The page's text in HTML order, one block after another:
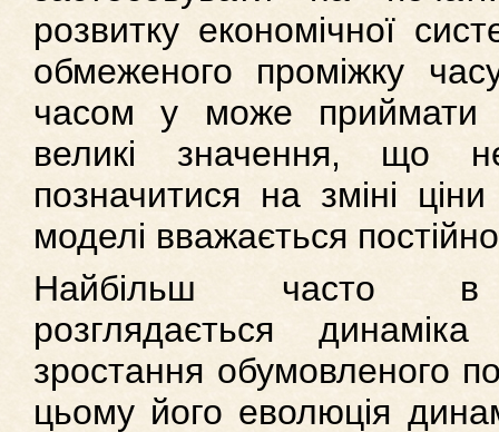
розвитку економічної
обмеженого проміжку
часом y може приймати
великі значення, що
позначитися на зміні
моделі вважається
Найбільш часто в
розглядається динаміка
зростання обумовленого
цьому його еволюція